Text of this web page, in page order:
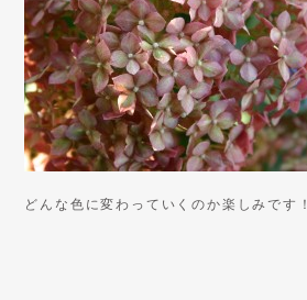
どんな色に変わっていくのか楽しみです！